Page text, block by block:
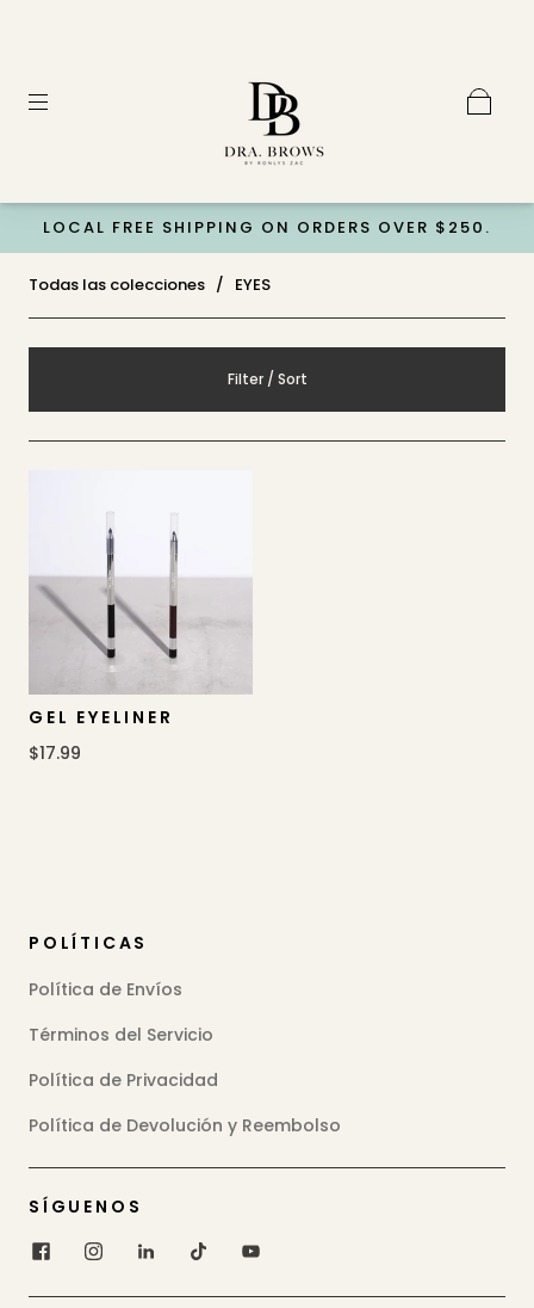
LOCAL FREE SHIPPING ON ORDERS OVER $250.
Todas las colecciones / EYES
Filter / Sort
GEL EYELINER
$17.99
POLÍTICAS
Política de Envíos
Términos del Servicio
Política de Privacidad
Política de Devolución y Reembolso
SÍGUENOS